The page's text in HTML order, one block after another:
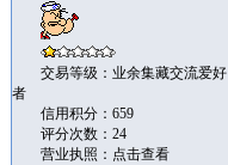
交易等级：业余集藏交流爱好
者
信用积分：659
评分次数：24
营业执照： 点击查看